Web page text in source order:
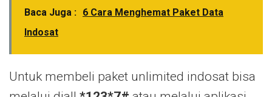
Baca Juga : 6 Cara Menghemat Paket Data
Indosat
Untuk membeli paket unlimited indosat bisa